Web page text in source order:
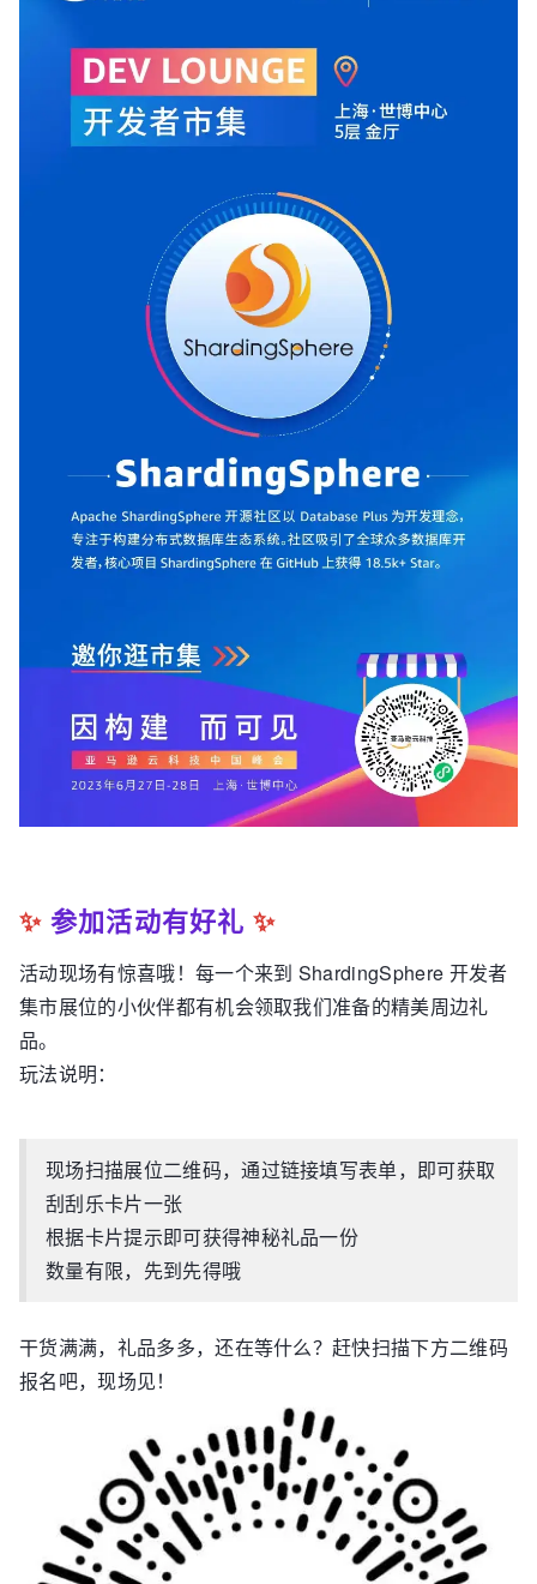
✨参加活动有好礼 ✨
活动现场有惊喜哦！每一个来到 ShardingSphere 开发者
集市展位的小伙伴都有机会领取我们准备的精美周边礼
品。
玩法说明：
现场扫描展位二维码，通过链接填写表单，即可获取
刮刮乐卡片一张
根据卡片提示即可获得神秘礼品一份
数量有限，先到先得哦
干货满满，礼品多多，还在等什么？赶快扫描下方二维码
报名吧，现场见！